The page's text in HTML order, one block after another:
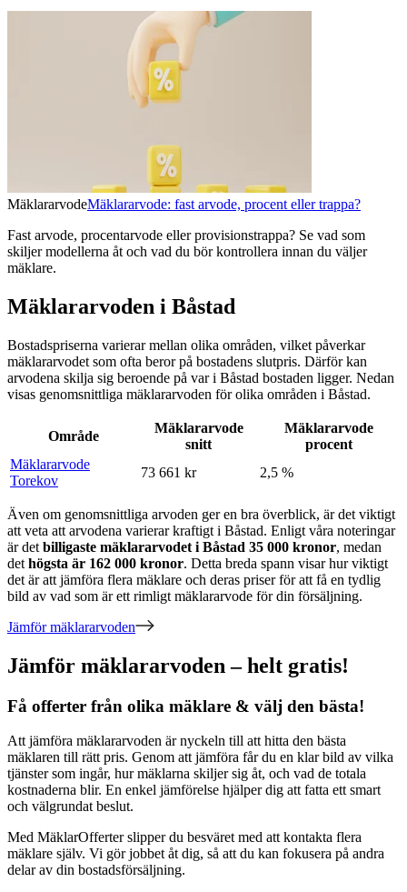
MäklararvodeMäklararvode: fast arvode, procent eller trappa?
Fast arvode, procentarvode eller provisionstrappa? Se vad som
skiljer modellerna åt och vad du bör kontrollera innan du väljer
mäklare.
Mäklararvoden i Båstad
Bostadspriserna varierar mellan olika områden, vilket påverkar
mäklararvodet som ofta beror på bostadens slutpris. Därför kan
arvodena skilja sig beroende på vari Båstad bostaden ligger. Nedan
visas genomsnittliga mäklararvoden för olika områden i Båstad.
Område
Mäklararvode
snitt
Mäklararvode
procent
Mäklararvode
Torekov
73 661 kr 2,5 %
Även om genomsnittliga arvoden ger en bra överblick, är det viktigt
att veta att arvodena varierar kraftigt i Båstad. Enligt våra noteringar
är det billigaste mäklararvodet i Båstad 35 000 kronor, medan
det högsta är 162 000 kronor. Detta breda spann visar hur viktigt
det är att jämföra flera mäklare och deras priser för att få en tydlig
bild av vad som är ett rimligt mäklararvode för din försäljning.
Jämför mäklararvoden
Jämför mäklararvoden – helt gratis!
Få offerter från olika mäklare & välj den bästa!
Att jämföra mäklararvoden är nyckeln till att hitta den bästa
mäklaren till rätt pris. Genom att jämföra får du en klar bild av vilka
tjänster som ingår, hur mäklarna skiljer sig åt, och vad de totala
kostnaderna blir. En enkel jämförelse hjälper dig att fatta ett smart
och välgrundat beslut.
Med MäklarOfferter slipper du besväret med att kontakta flera
mäklare själv. Vi gör jobbet åt dig, så att du kan fokusera på andra
delar av din bostadsförsäljning.